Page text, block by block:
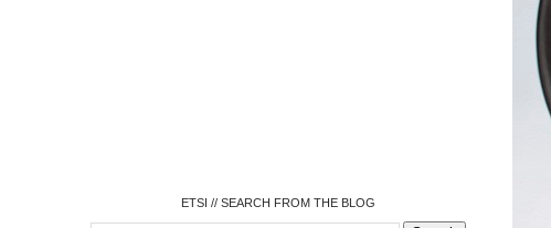
ETSI // SEARCH FROM THE BLOG